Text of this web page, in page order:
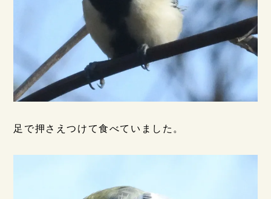
足で押さえつけて食べていました。